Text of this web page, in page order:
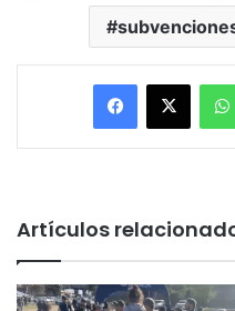
Facebook
X
Artículos